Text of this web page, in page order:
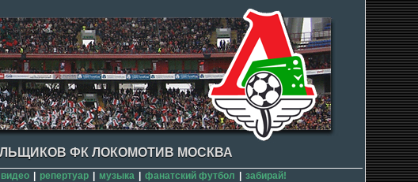
ФК ЛОКОМОТИВ МОСКВА
видео репертуар музыка фанатский футбол забирай!